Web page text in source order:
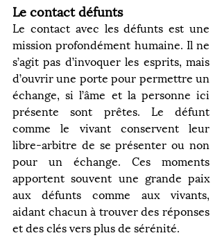
Le contact défunts
Le contact avec les défunts est une
mission profondément humaine. Il ne
s’agit pas d’invoquer les esprits, mais
d’ouvrir une porte pour permettre un
échange, si l’âme et la personne ici
présente sont prêtes. Le défunt
comme le vivant conservent leur
libre-arbitre de se présenter ou non
pour un échange. Ces moments
apportent souvent une grande paix
aux défunts comme aux vivants,
aidant chacun à trouver des réponses
et des clés vers plus de sérénité.